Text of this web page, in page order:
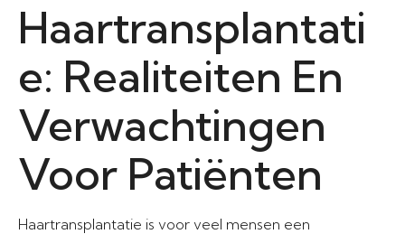
Haartransplantati
e: Realiteiten En
Verwachtingen
Voor Patiënten
Haartransplantatie is voor veel mensen een